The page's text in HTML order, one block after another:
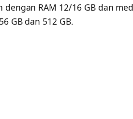
dengan RAM 12/16 GB dan
GB dan 512 GB.